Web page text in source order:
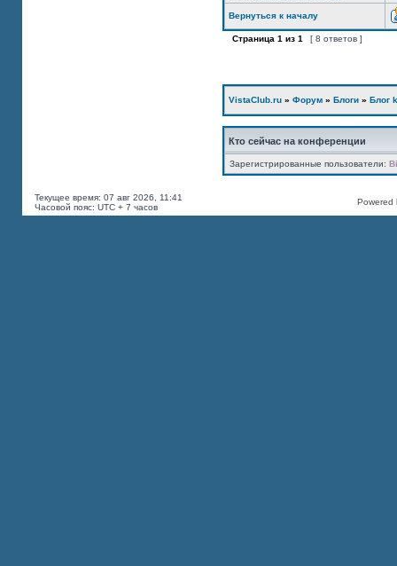
Вернуться к началу
Страница 1 из 1 [ 8 ответов ]
VistaClub.ru » Форум » Блоги » Блог
Кто сейчас на конференции
Зарегистрированные пользователи:
Текущее время: 07 авг 2026, 11:41
Часовой пояс: UTC + 7 часов
Powered